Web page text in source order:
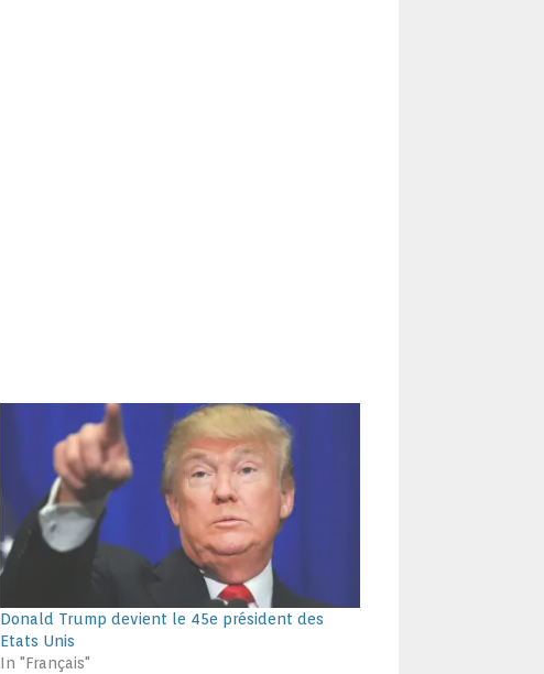
Donald Trump devient le 45e président des
Etats Unis
In "Français"